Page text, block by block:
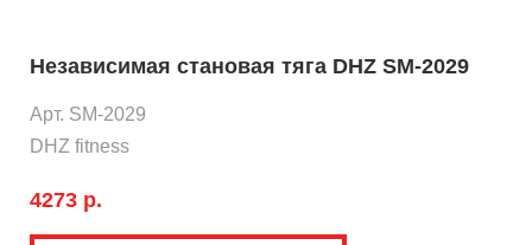
Независимая становая тяга DHZ SM-2029
Арт. SM-2029
DHZ fitness
4273 р.